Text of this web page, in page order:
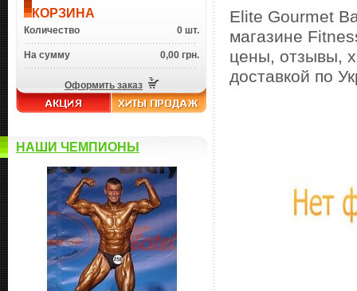
КОРЗИНА
Количество 0 шт.
На сумму 0,00 грн.
Оформить заказ
НАШИ ЧЕМПИОНЫ
Elite Gourmet
магазине
цены, отзывы,
доставкой по